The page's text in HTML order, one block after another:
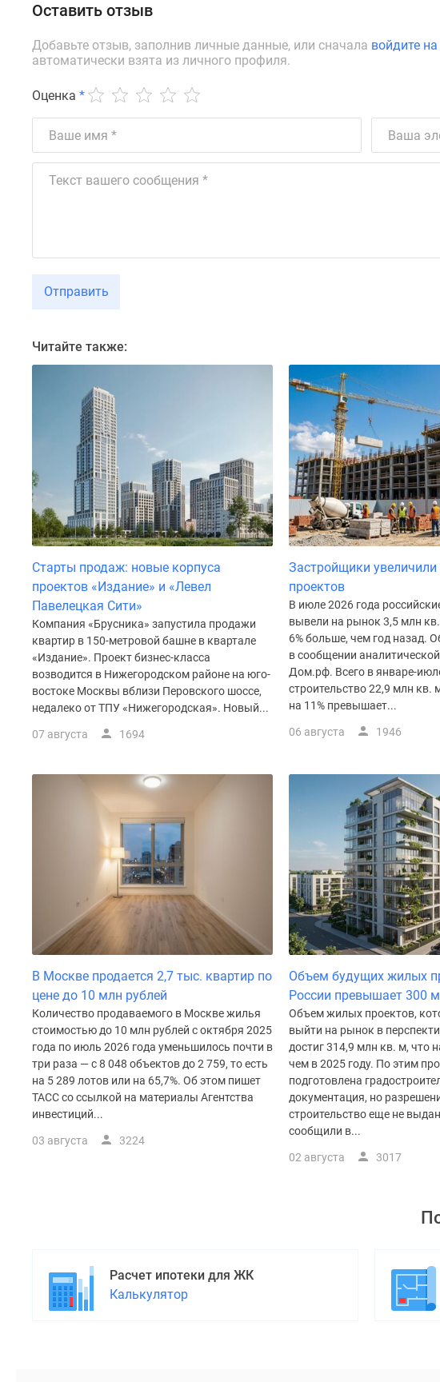
Контакты
Реклама
Апартаменты
ипотека
Субсидированная
Москве
Программа
реновации
Москве
Новостройки
премиум-
класса
Новостройки
бизнес-
класса
Рассрочка
Траншевая
ипотека
Коттеджные
Коттеджные
водоема
Коттеджные
поселки
ипотеку
Бизнес-
Оставить отзыв
Добавьте отзыв, заполнив личные данные, или сначала войдите
автоматически взята из личного профиля.
Оценка *
Отправить
Читайте также:
Старты продаж: новые корпуса
проектов «Издание» и «Левел
Павелецкая Сити»
Компания «Брусника» запустила продажи
квартир в 150-метровой башне в квартале
«Издание». Проект бизнес-класса
возводится в Нижегородском районе на юго-
востоке Москвы вблизи Перовского шоссе,
недалеко от ТПУ «Нижегородская». Новый...
07 августа 1694
Застройщики
проектов
В июле 2026 года
вывели на рынок 3,5 млн
6% больше, чем год назад.
в сообщении
Дом.рф. Всего в январе-
строительство 22,9 млн кв.
на 11% превышает...
06 августа 1946
В Москве продается 2,7 тыс. квартир по
цене до 10 млн рублей
Количество продаваемого в Москве жилья
стоимостью до 10 млн рублей с октября 2025
года по июль 2026 года уменьшилось почти в
три раза — с 8 048 объектов до 2 759, то есть
на 5 289 лотов или на 65,7%. Об этом пишет
ТАСС со ссылкой на материалы Агентства
инвестиций...
03 августа 3224
Объем будущих жилых
России превышает 300
Объем жилых проектов,
выйти на рынок в
достиг 314,9 млн кв. м, что
чем в 2025 году. По этим
подготовлена
документация, но
строительство еще не
сообщили в...
02 августа 3017
Расчет ипотеки для ЖК
Калькулятор